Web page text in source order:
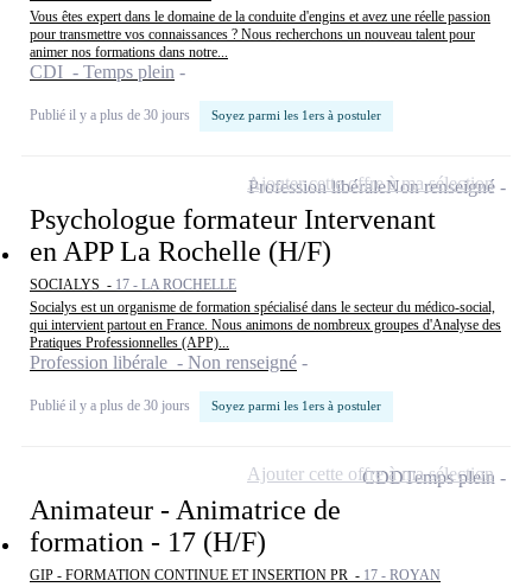
Vous êtes expert dans le domaine de la conduite d'engins et avez une réelle passion
pour transmettre vos connaissances ? Nous recherchons un nouveau talent pour
animer nos formations dans notre...
CDI - Temps plein
Publié il y a plus de 30 jours Soyez parmi les 1ers à postuler
Psychologue formateur Intervenant
en APP La Rochelle (H/F)
SOCIALYS - 17 - LA ROCHELLE
Socialys est un organisme de formation spécialisé dans le secteur du médico-social,
qui intervient partout en France. Nous animons de nombreux groupes d'Analyse des
Pratiques Professionnelles (APP)...
Profession libérale - Non renseigné
Publié il y a plus de 30 jours Soyez parmi les 1ers à postuler
Profession libéraleNon renseigné
Ajouter cette offre à ma sélection
Animateur - Animatrice de
formation - 17 (H/F)
GIP - FORMATION CONTINUE ET INSERTION PR - 17 - ROYAN
CDDTemps plein
Ajouter cette offre à ma sélection